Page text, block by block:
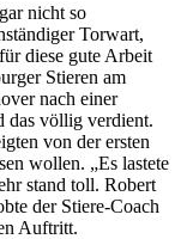
nicht so
Torwart,
diese gute Arbeit
Stieren am
nach einer
das völlig verdient.
von der ersten
wollen. „Es lastete
stand toll. Robert
der Stiere-Coach
Auftritt.